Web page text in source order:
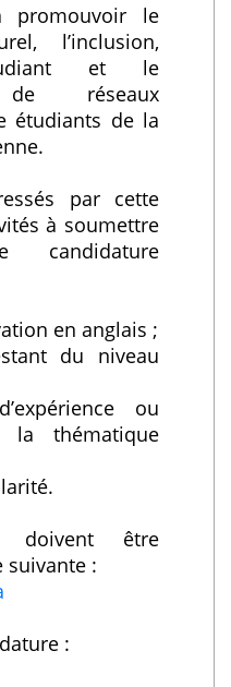
promouvoir le
l’inclusion,
et le
de réseaux
étudiants de la
par cette
à soumettre
en anglais ;
du niveau
ou
la thématique
doivent être
suivante :
: